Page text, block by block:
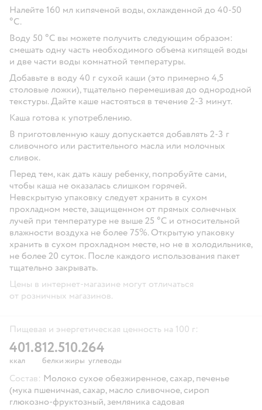
Налейте 160 мл кипяченой воды, охлажденной до 40-50
°С.
Воду 50 °С вы можете получить следующим образом:
смешать одну часть необходимого объема кипящей воды
и две части воды комнатной температуры.
Добавьте в воду 40 г сухой каши (это примерно 4,5
столовые ложки), тщательно перемешивая до однородной
текстуры. Дайте каше настояться в течение 2-3 минут.
Каша готова к употреблению.
В приготовленную кашу допускается добавлять 2-3 г
сливочного или растительного масла или молочных
сливок.
Перед тем, как дать кашу ребенку, попробуйте сами,
чтобы каша не оказалась слишком горячей.
Невскрытую упаковку следует хранить в сухом
прохладном месте, защищенном от прямых солнечных
лучей при температуре не выше 25 °С и относительной
влажности воздуха не более 75%. Открытую упаковку
хранить в сухом прохладном месте, но не в холодильнике,
не более 20 суток. После каждого использования пакет
тщательно закрывать.
Цены в интернет-магазине могут отличаться
от розничных магазинов.
Пищевая и энергетическая ценность на 100 г:
401.8
ккал
12.5
белки
10.2
жиры
64
углеводы
Состав: Молоко сухое обезжиренное, сахар, печенье
(мука пшеничная, сахар, масло сливочное, сироп
глюкозно-фруктозный, земляника садовая